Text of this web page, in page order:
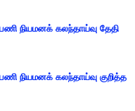
நியமனக் கலந்தாய்வு தேதி
நியமனக் கலந்தாய்வு குறித்த